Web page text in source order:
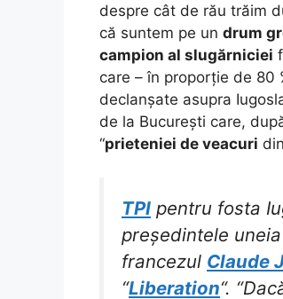
despre cât de rău trăim
că suntem pe un drum
campion al slugărniciei
care – în proporție de
declanșate asupra
de la București care,
“prieteniei de veacuri
TPI pentru fosta
președintele
francezul Claude
“Liberation“.